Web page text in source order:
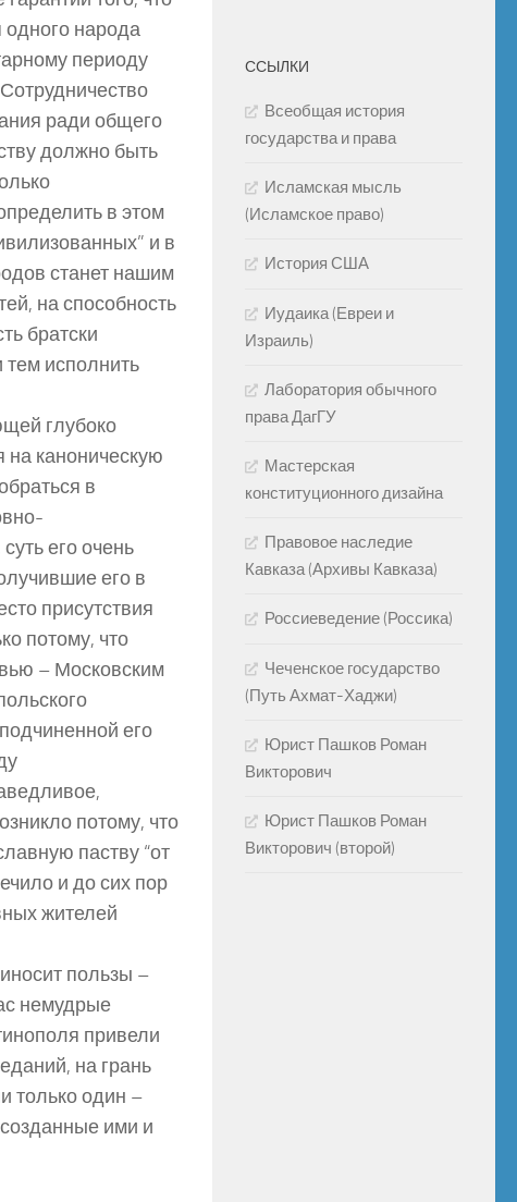
одного народа
периоду
ради общего
должно быть
в этом
и в
станет нашим
на способность
братски
тем исполнить
глубоко
на каноническую
в
его очень
его в
присутствия
потому, что
– Московским
его
потому, что
паству “от
и до сих пор
жителей
пользы –
немудрые
привели
на грань
только один –
ими и
ССЫЛКИ
Всеобщая история
государства и права
Исламская мысль
(Исламское право)
История США
Иудаика (Евреи и
Израиль)
Лаборатория обычного
права ДагГУ
Мастерская
конституционного дизайна
Правовое наследие
Кавказа (Архивы Кавказа)
Россиеведение (Россика)
Чеченское государство
(Путь Ахмат-Хаджи)
Юрист Пашков Роман
Викторович
Юрист Пашков Роман
Викторович (второй)